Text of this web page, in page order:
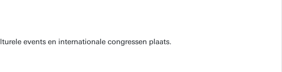
events en internationale congressen plaats.